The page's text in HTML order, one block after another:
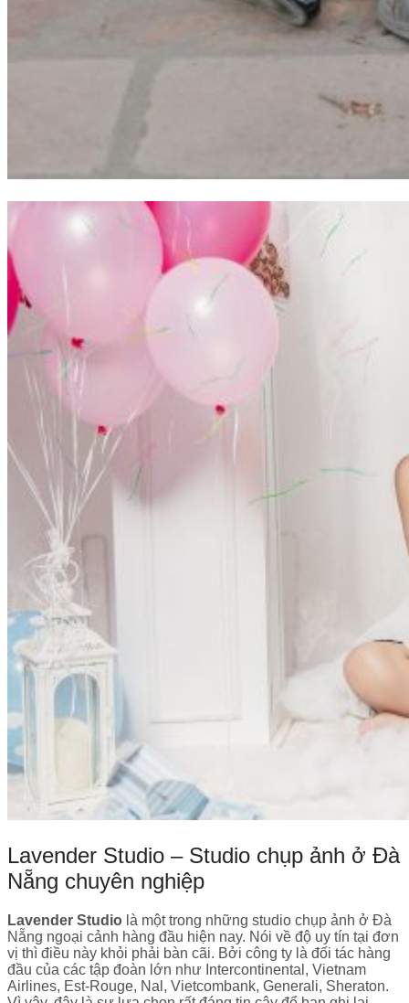
Lavender Studio – Studio chụp ảnh ở Đà
Nẵng chuyên nghiệp
Lavender Studio là một trong những studio chụp ảnh ở Đà
Nẵng ngoại cảnh hàng đầu hiện nay. Nói về độ uy tín tại đơn
vị thì điều này khỏi phải bàn cãi. Bởi công ty là đối tác hàng
đầu của các tập đoàn lớn như Intercontinental, Vietnam
Airlines, Est-Rouge, Nal, Vietcombank, Generali, Sheraton.